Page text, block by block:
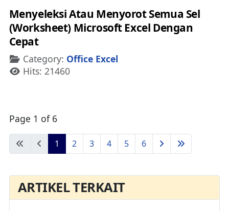
Menyeleksi Atau Menyorot Semua Sel
(Worksheet) Microsoft Excel Dengan
Cepat
Details
Category: Office Excel
Hits: 21460
Page 1 of 6
1 2 3 4 5 6
ARTIKEL TERKAIT